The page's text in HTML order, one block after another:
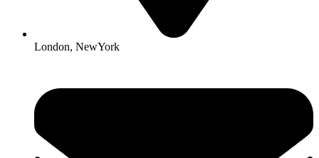
London, NewYork